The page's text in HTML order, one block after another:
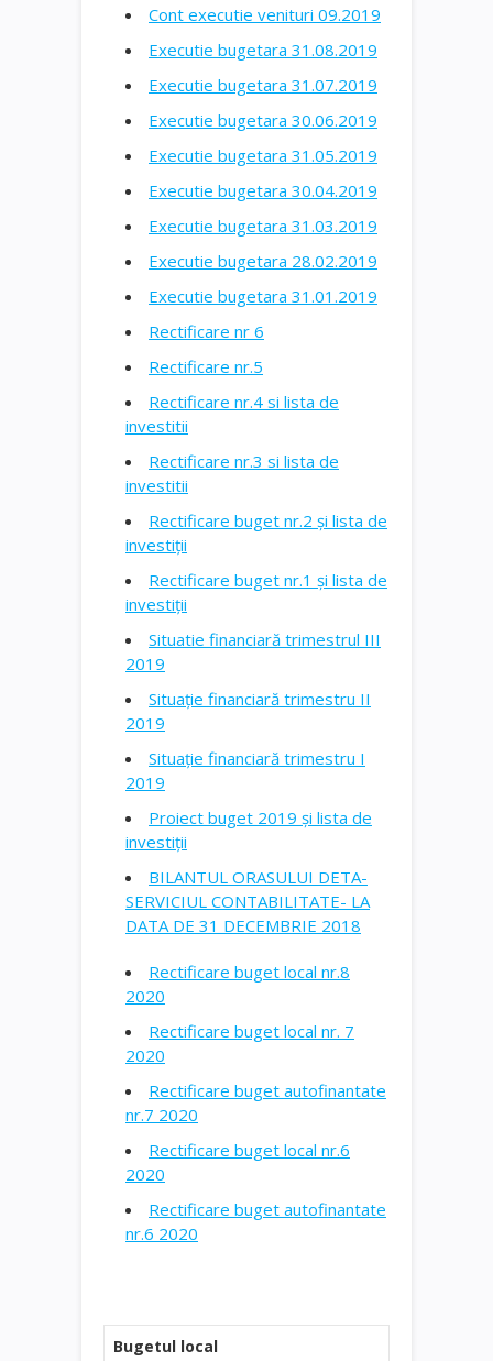
Cont executie venituri 09.2019
Executie bugetara 31.08.2019
Executie bugetara 31.07.2019
Executie bugetara 30.06.2019
Executie bugetara 31.05.2019
Executie bugetara 30.04.2019
Executie bugetara 31.03.2019
Executie bugetara 28.02.2019
Executie bugetara 31.01.2019
Rectificare nr 6
Rectificare nr.5
Rectificare nr.4 si lista de
investitii
Rectificare nr.3 si lista de
investitii
Rectificare buget nr.2 și lista de
investiții
Rectificare buget nr.1 și lista de
investiții
Situatie financiară trimestrul III
2019
Situație financiară trimestru II
2019
Situație financiară trimestru I
2019
Proiect buget 2019 și lista de
investiții
BILANTUL ORASULUI DETA-
SERVICIUL CONTABILITATE- LA
DATA DE 31 DECEMBRIE 2018
Rectificare buget local nr.8
2020
Rectificare buget local nr. 7
2020
Rectificare buget autofinantate
nr.7 2020
Rectificare buget local nr.6
2020
Rectificare buget autofinantate
nr.6 2020
Bugetul local